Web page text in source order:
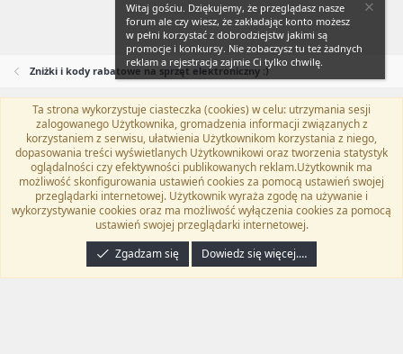
Zniżki i kody rabatowe na sprzęt elektroniczny :)
Flat Awesome + (Parent DO NOT EDIT)
Polski (PL)
Kontakt
Regulamin Polityka prywatności Pomoc
TwitterKontakt
RSS
Community platform by XenForo® © 2010-2024 XenForo Ltd.
programyzadarmo.net.pl . | Xenforo Add-ons
Email Check by MPM.PM
Witaj gościu. Dziękujemy, że przeglądasz nasze
forum ale czy wiesz, że zakładając konto możesz
w pełni korzystać z dobrodziejstw jakimi są
promocje i konkursy. Nie zobaczysz tu też żadnych
reklam a rejestracja zajmie Ci tylko chwilę.
Ta strona wykorzystuje ciasteczka (cookies) w celu: utrzymania sesji
zalogowanego Użytkownika, gromadzenia informacji związanych z
korzystaniem z serwisu, ułatwienia Użytkownikom korzystania z niego,
dopasowania treści wyświetlanych Użytkownikowi oraz tworzenia statystyk
oglądalności czy efektywności publikowanych reklam.Użytkownik ma
możliwość skonfigurowania ustawień cookies za pomocą ustawień swojej
przeglądarki internetowej. Użytkownik wyraża zgodę na używanie i
wykorzystywanie cookies oraz ma możliwość wyłączenia cookies za pomocą
ustawień swojej przeglądarki internetowej.
Zgadzam się
Dowiedz się więcej.…